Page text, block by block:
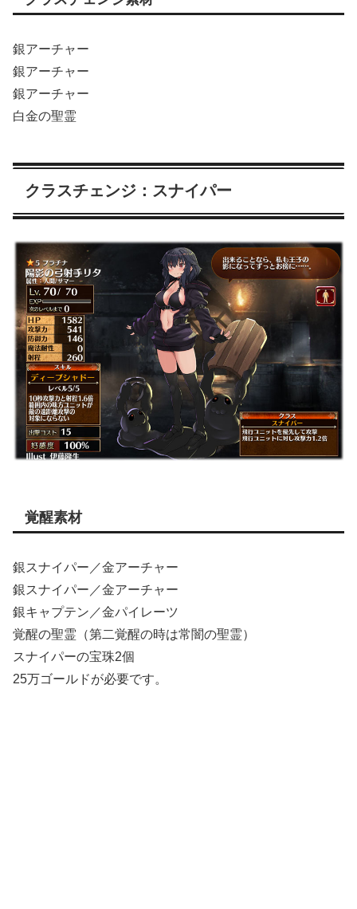
銀アーチャー
銀アーチャー
銀アーチャー
白金の聖霊
クラスチェンジ：スナイパー
覚醒素材
銀スナイパー／金アーチャー
銀スナイパー／金アーチャー
銀キャプテン／金パイレーツ
覚醒の聖霊（第二覚醒の時は常闇の聖霊）
スナイパーの宝珠2個
25万ゴールドが必要です。